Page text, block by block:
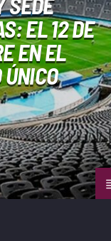
EL 12 DE
EN EL